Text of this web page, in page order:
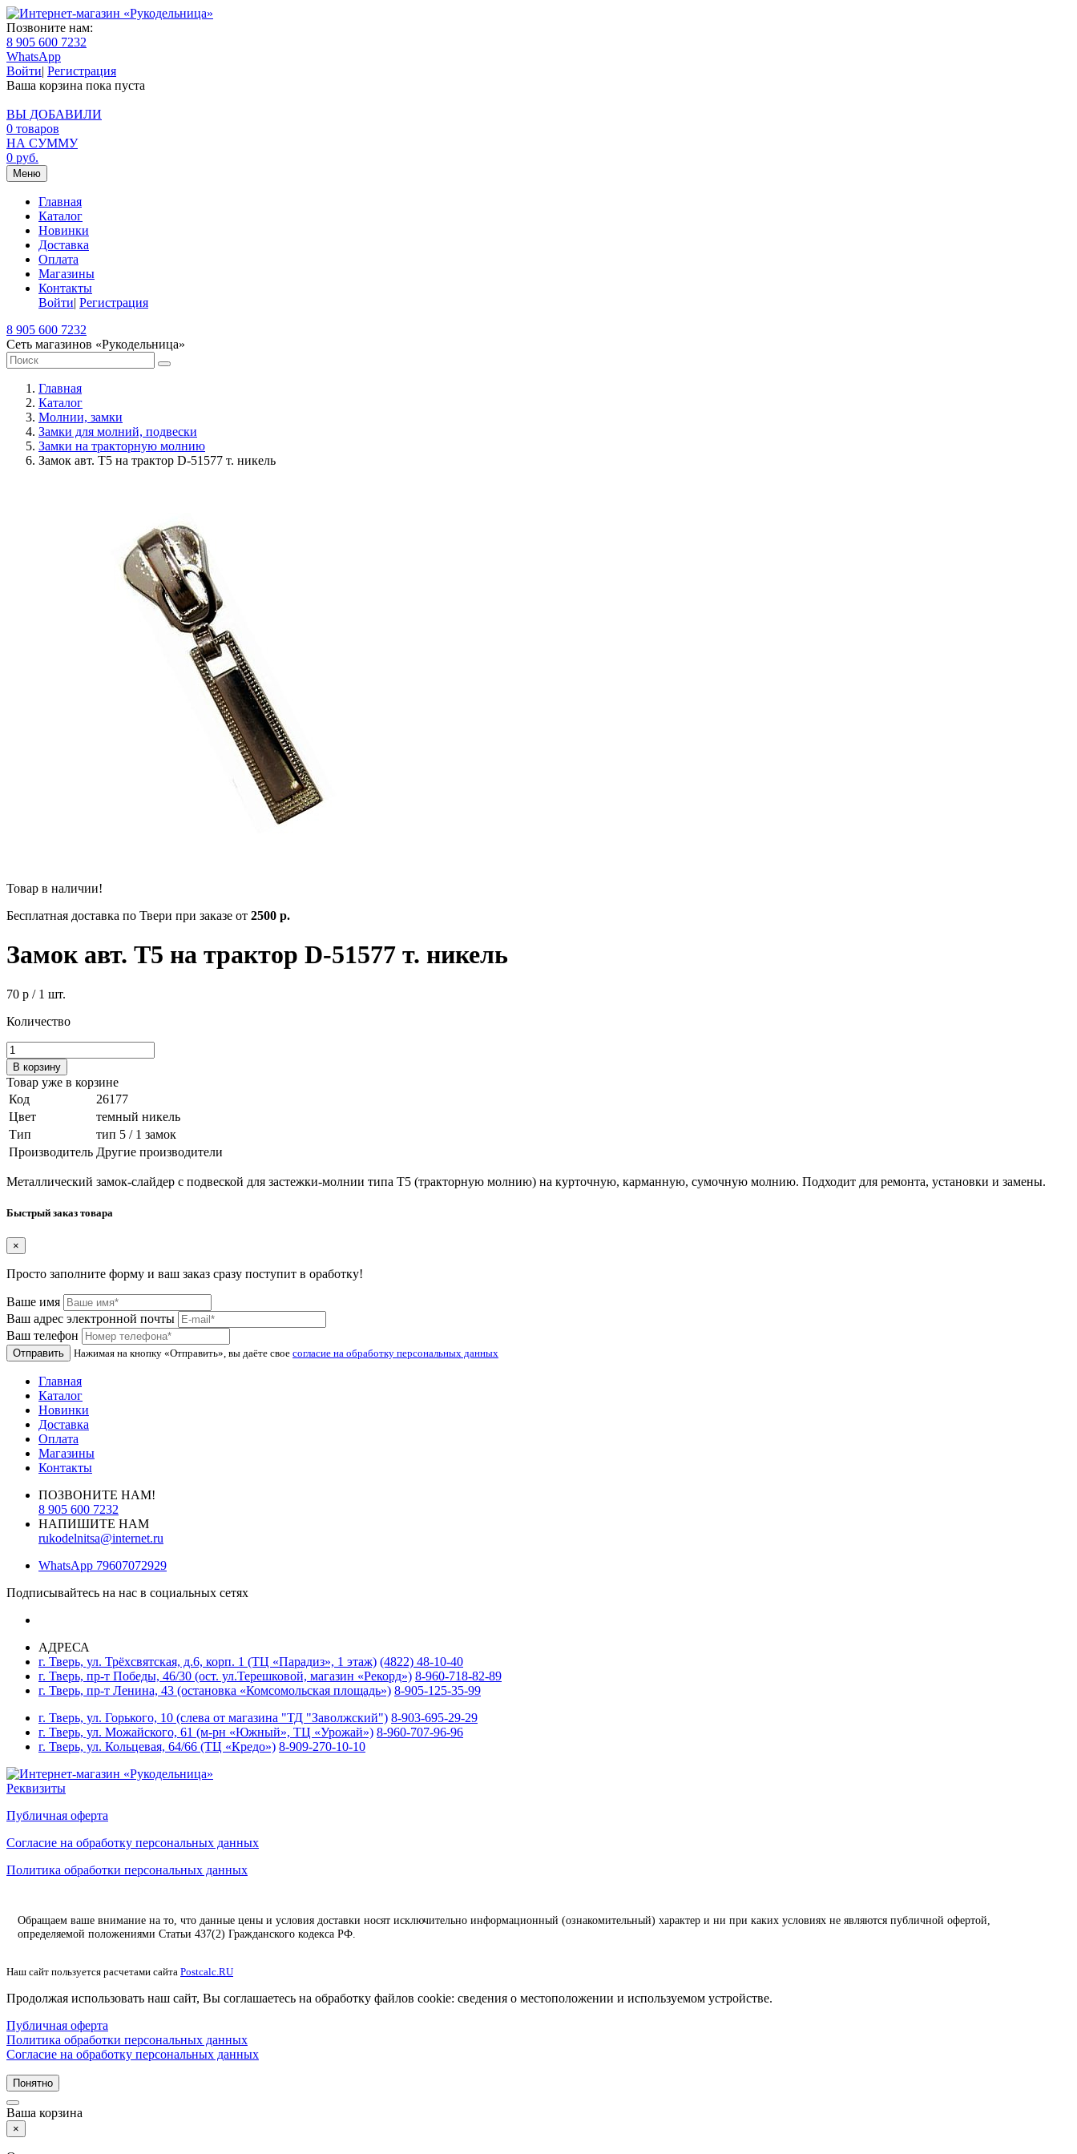
Позвоните нам:
8 905 600 7232
WhatsApp
Войти| Регистрация
Ваша корзина пока пуста
ВЫ ДОБАВИЛИ
0 товаров
НА СУММУ
0 руб.
Меню
Главная
Каталог
Новинки
Доставка
Оплата
Магазины
Контакты
Войти| Регистрация
8 905 600 7232
Сеть магазинов «Рукодельница»
Главная
Каталог
Молнии, замки
Замки для молний, подвески
Замки на тракторную молнию
Замок авт. Т5 на трактор D-51577 т. никель
Товар в наличии!
Бесплатная доставка по Твери при заказе от 2500 р.
Замок авт. Т5 на трактор D-51577 т. никель
70 р / 1 шт.
Количество
В корзину
Товар уже в корзине
Код
26177
Цвет
темный никель
Тип
тип 5 / 1 замок
Производитель Другие производители
Металлический замок-слайдер с подвеской для застежки-молнии типа Т5 (тракторную молнию) на курточную, карманную, сумочную молнию. Подходит для ремонта, установки и замены.
Быстрый заказ товара
×
Просто заполните форму и ваш заказ сразу поступит в оработку!
Ваше имя
Ваш адрес электронной почты
Ваш телефон
Отправить Нажимая на кнопку «Отправить», вы даёте свое согласие на обработку персональных данных
Главная
Каталог
Новинки
Доставка
Оплата
Магазины
Контакты
ПОЗВОНИТЕ НАМ!
8 905 600 7232
НАПИШИТЕ НАМ
rukodelnitsa@internet.ru
WhatsApp 79607072929
Подписывайтесь на нас в социальных сетях
АДРЕСА
г. Тверь, ул. Трёхсвятская, д.6, корп. 1 (ТЦ «Парадиз», 1 этаж) (4822) 48-10-40
г. Тверь, пр-т Победы, 46/30 (ост. ул.Терешковой, магазин «Рекорд») 8-960-718-82-89
г. Тверь, пр-т Ленина, 43 (остановка «Комсомольская площадь») 8-905-125-35-99
г. Тверь, ул. Горького, 10 (слева от магазина "ТД "Заволжский") 8-903-695-29-29
г. Тверь, ул. Можайского, 61 (м-рн «Южный», ТЦ «Урожай») 8-960-707-96-96
г. Тверь, ул. Кольцевая, 64/66 (ТЦ «Кредо») 8-909-270-10-10
Реквизиты
Публичная оферта
Согласие на обработку персональных данных
Политика обработки персональных данных
Обращаем ваше внимание на то, что данные цены и условия доставки носят исключительно информационный (ознакомительный) характер и ни при каких условиях не являются публичной офертой,
определяемой положениями Статьи 437(2) Гражданского кодекса РФ.
Наш сайт пользуется расчетами сайта Postcalc.RU
Продолжая использовать наш сайт, Вы соглашаетесь на обработку файлов cookie: сведения о местоположении и используемом устройстве.
Публичная оферта
Политика обработки персональных данных
Согласие на обработку персональных данных
Понятно
Ваша корзина
×